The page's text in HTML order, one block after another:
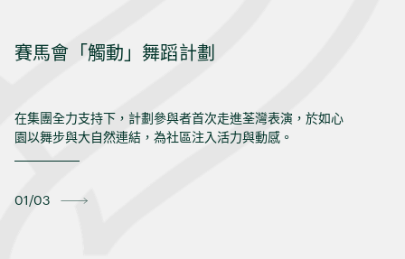
賽馬會「觸動」舞蹈計劃
在集團全力支持下，計劃參與者首次走進荃灣表演，於如心
園以舞步與大自然連結，為社區注入活力與動感。
01/03